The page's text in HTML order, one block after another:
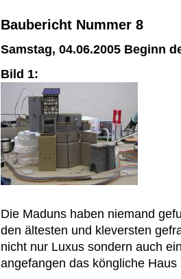
Baubericht Nummer 8
Samstag, 04.06.2005 Beginn
Bild 1:
Die Maduns haben niemand
den ältesten und kleversten
nicht nur Luxus sondern auch
angefangen das köngliche